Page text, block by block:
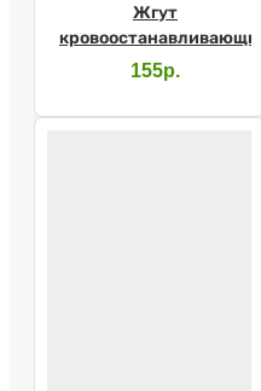
Жгут
кровоостанавливающий
155р.